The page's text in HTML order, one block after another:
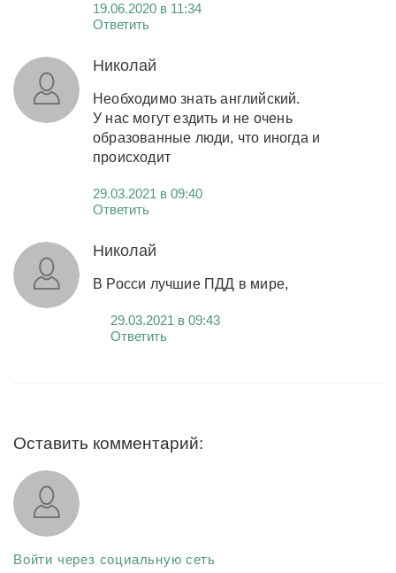
19.06.2020 в 11:34
Ответить
Николай
Необходимо знать английский.
У нас могут ездить и не очень
образованные люди, что иногда и
происходит
29.03.2021 в 09:40
Ответить
Николай
В Росси лучшие ПДД в мире,
29.03.2021 в 09:43
Ответить
Оставить комментарий:
Войти через социальную сеть